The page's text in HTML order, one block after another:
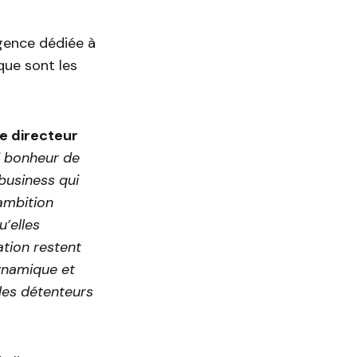
dédiée à
sont les
directeur
bonheur de
qui
restent
et
détenteurs